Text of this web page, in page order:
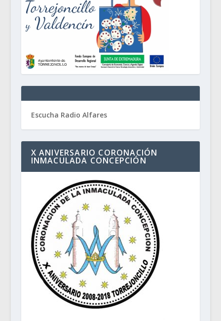
Escucha Radio Alfares
X ANIVERSARIO CORONACIÓN
INMACULADA CONCEPCIÓN